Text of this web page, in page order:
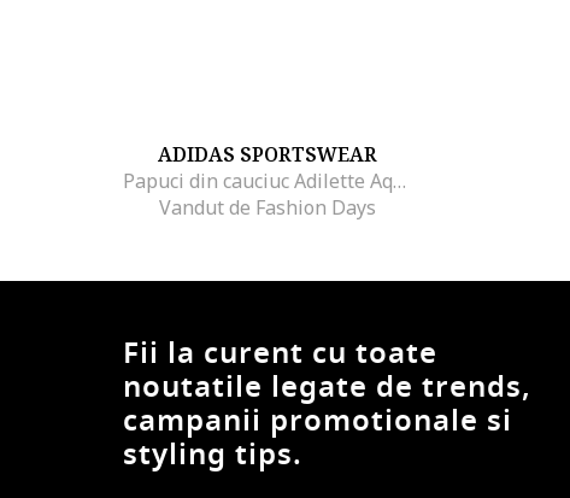
ADIDAS SPORTSWEAR
Papuci din cauciuc Adilette Aqua, Negru
Vandut de Fashion Days
Fii la curent cu toate
noutatile legate de trends,
campanii promotionale si
styling tips.